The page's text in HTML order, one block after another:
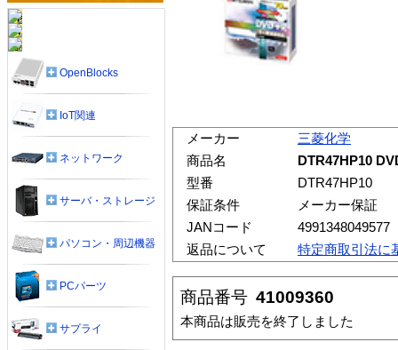
メーカー
三菱化学
商品名
DTR47HP10
型番
DTR47HP10
保証条件
メーカー保証
JANコード
4991348049577
返品について
特定商取引法に
商品番号 41009360
本商品は販売を終了しました
OpenBlocks
IoT関連
ネットワーク
サーバ・ストレージ
パソコン・周辺機器
PCパーツ
サプライ